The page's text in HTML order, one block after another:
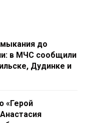
до
в МЧС сообщили
Дудинке и
«Герой